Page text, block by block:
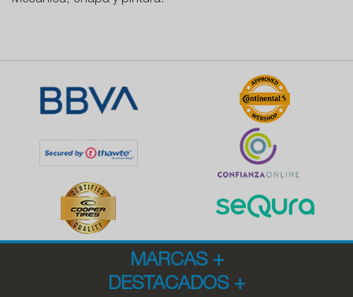
MARCAS +
DESTACADOS +